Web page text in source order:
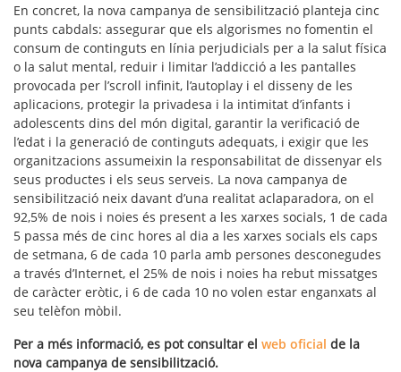
En concret, la nova campanya de sensibilització planteja cinc
punts cabdals: assegurar que els algorismes no fomentin el
consum de continguts en línia perjudicials per a la salut física
o la salut mental, reduir i limitar l’addicció a les pantalles
provocada per l’scroll infinit, l’autoplay i el disseny de les
aplicacions, protegir la privadesa i la intimitat d’infants i
adolescents dins del món digital, garantir la verificació de
l’edat i la generació de continguts adequats, i exigir que les
organitzacions assumeixin la responsabilitat de dissenyar els
seus productes i els seus serveis. La nova campanya de
sensibilització neix davant d’una realitat aclaparadora, on el
92,5% de nois i noies és present a les xarxes socials, 1 de cada
5 passa més de cinc hores al dia a les xarxes socials els caps
de setmana, 6 de cada 10 parla amb persones desconegudes
a través d’Internet, el 25% de nois i noies ha rebut missatges
de caràcter eròtic, i 6 de cada 10 no volen estar enganxats al
seu telèfon mòbil.
Per a més informació, es pot consultar el web oficial de la
nova campanya de sensibilització.